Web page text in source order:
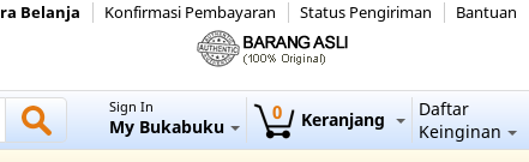
Belanja Konfirmasi Pembayaran Status Pengiriman Bantuan
Daftar
Keinginan
0 Keranjang
Sign In
My Bukabuku